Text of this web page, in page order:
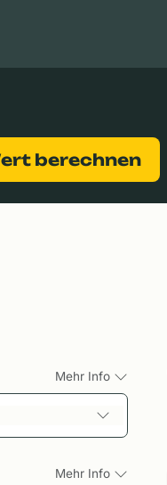
Wert berechnen
Mehr Info
Mehr Info